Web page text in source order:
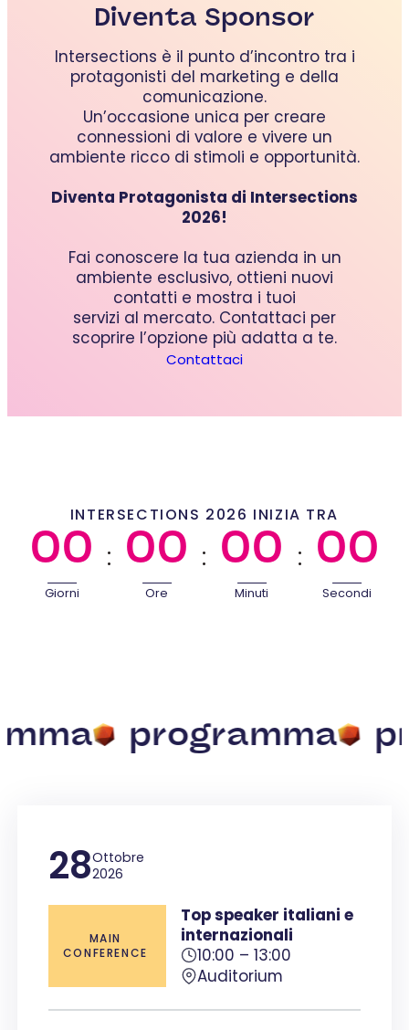
Diventa Sponsor
Intersections è il punto d’incontro tra i
protagonisti del marketing e della
comunicazione.
Un’occasione unica per creare
connessioni di valore e vivere un
ambiente ricco di stimoli e opportunità.
Diventa Protagonista di Intersections
2026!
Fai conoscere la tua azienda in un
ambiente esclusivo, ottieni nuovi
contatti e mostra i tuoi
servizi al mercato. Contattaci per
scoprire l’opzione più adatta a te.
Contattaci
INTERSECTIONS 2026 INIZIA TRA
00
Giorni
: 00
Ore
: 00
Minuti
: 00
Secondi
programma
28Ottobre
2026
MAIN
CONFERENCE
Top speaker italiani e
internazionali
10:00 – 13:00
Auditorium